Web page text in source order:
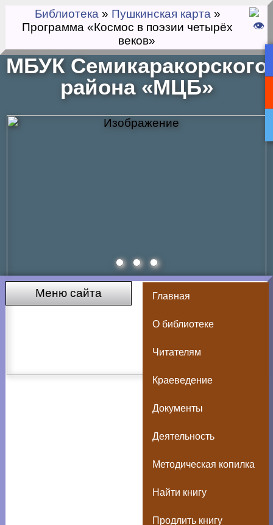
Библиотека » Пушкинская карта »
Программа «Космос в поэзии четырёх
веков»
МБУК Семикаракорского
района «МЦБ»
Меню сайта Главная
О библиотеке
Читателям
Краеведение
Документы
Деятельность
Методическая копилка
Найти книгу
Продлить книгу